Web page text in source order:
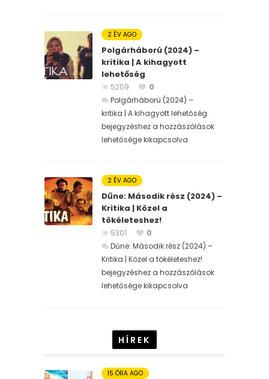
2 ÉV AGO
Polgárháború (2024) –
kritika | A kihagyott
lehetőség
5209
0
Polgárháború (2024) –
kritika | A kihagyott lehetőség
bejegyzéshez a hozzászólások
lehetősége kikapcsolva
2 ÉV AGO
Dűne: Második rész (2024) –
Kritika | Közel a
tökéleteshez!
5301
0
Dűne: Második rész (2024) –
Kritika | Közel a tökéleteshez!
bejegyzéshez a hozzászólások
lehetősége kikapcsolva
HÍREK
15 ÓRA AGO